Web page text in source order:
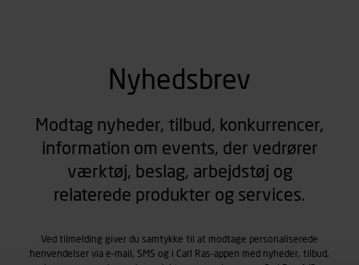
Nyhedsbrev
Modtag nyheder, tilbud, konkurrencer,
information om events, der vedrører
værktøj, beslag, arbejdstøj og
relaterede produkter og services.
Ved tilmelding giver du samtykke til at modtage personaliserede
henvendelser via e-mail, SMS og i Carl Ras-appen med nyheder, tilbud,